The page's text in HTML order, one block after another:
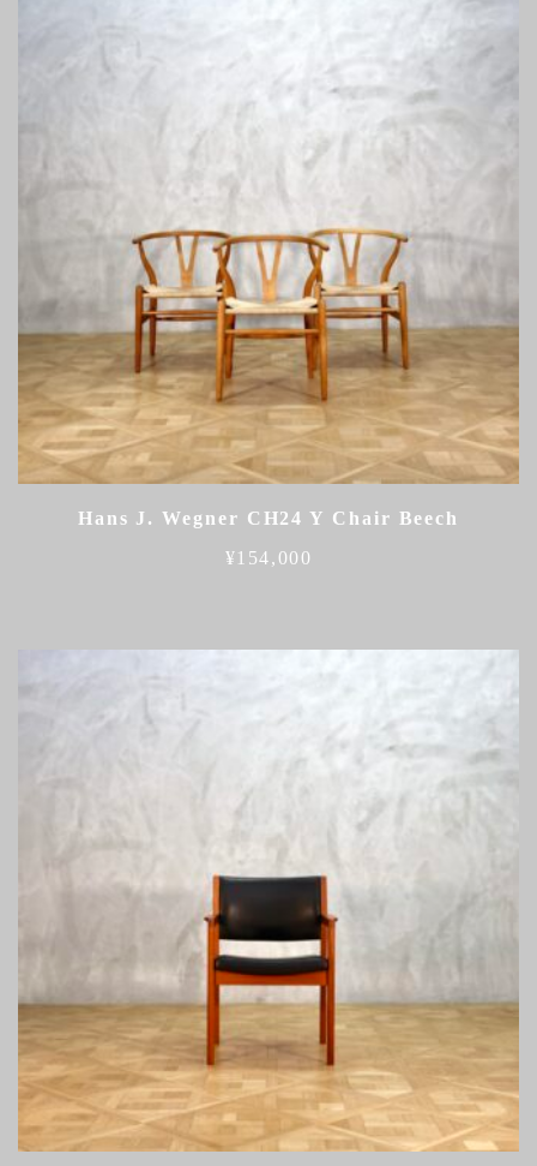
Hans J. Wegner CH24 Y Chair Beech
¥154,000